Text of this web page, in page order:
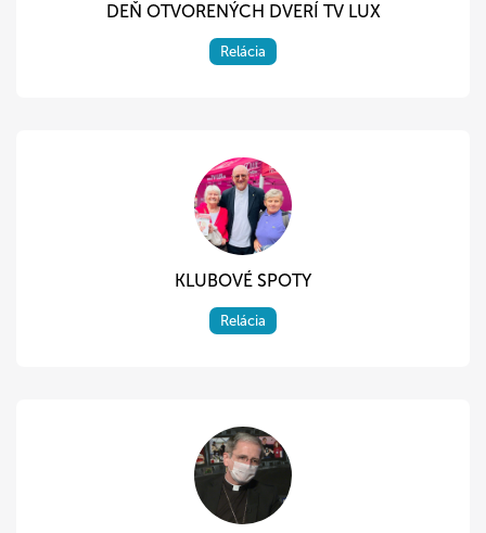
DEŇ OTVORENÝCH DVERÍ TV LUX
Relácia
KLUBOVÉ SPOTY
Relácia